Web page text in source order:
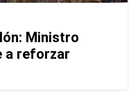
Ministro
a reforzar